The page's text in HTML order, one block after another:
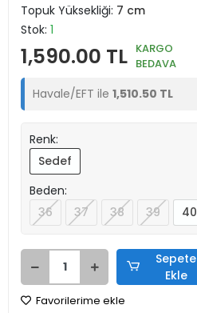
Topuk Yüksekliği: 7 cm
Stok: 1
1,590.00 TL KARGO
BEDAVA
Havale/EFT ile 1,510.50 TL
Renk:
Sedef
Beden:
36
37 38 39 40
Sepete
Ekle
Favorilerime ekle